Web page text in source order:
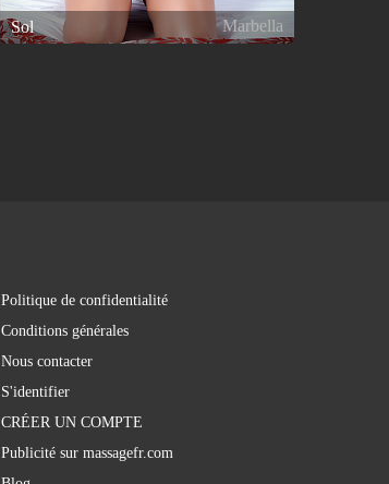
Sol Marbella
Politique de confidentialité
Conditions générales
Nous contacter
S'identifier
CRÉER UN COMPTE
Publicité sur massagefr.com